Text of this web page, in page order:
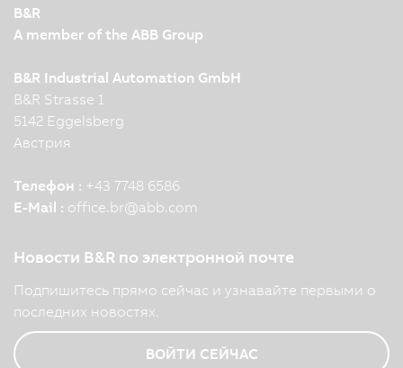
B&R
A member of the ABB Group
B&R Industrial Automation GmbH
B&R Strasse 1
5142 Eggelsberg
Австрия
Телефон : +43 7748 6586
E-Mail : office.br@abb.com
Новости B&R по электронной почте
Подпишитесь прямо сейчас и узнавайте первыми о
последних новостях.
ВОЙТИ СЕЙЧАС